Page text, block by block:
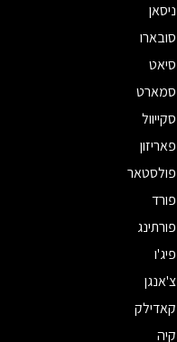
ניסאן
סובארו
סיאט
סמארט
סקייוול
פאריזון
פולסטאר
פורד
פורתינג
פיג'ו
צ'אנגן
קאדילק
קיה